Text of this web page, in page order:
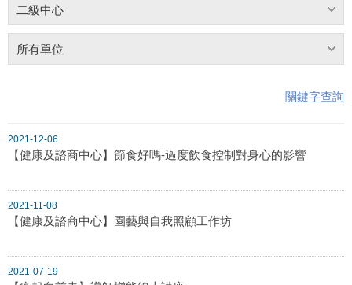
二級中心
所有單位
關鍵字查詢
2021-12-06
【健康及諮商中心】節食好嗎-過度飲食控制對身心的影響
2021-11-08
【健康及諮商中心】園藝與自我照顧工作坊
2021-07-19